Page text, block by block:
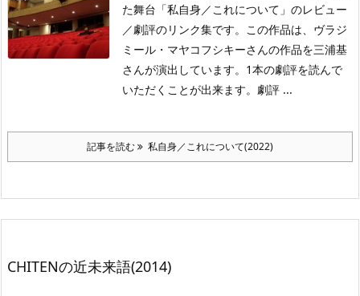
た舞台「私自身／これについて」のレビュー
／劇評のリンク集です。この作品は、ヴラジ
ミール・マヤコフシキーさんの作品を三浦基
さんが演出しています。1本の劇評を読んで
いただくことが出来ます。劇評 ...
記事を読む 私自身／これについて(2022)
CHITENの近未来語(2014)